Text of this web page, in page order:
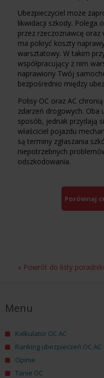
Ubezpieczyciel może
likwidacji szkody. Polega
przez rzeczoznawcę oraz
ma pokryć koszty
warsztatowy. W takim
współpracujący z nim
naprawiony Twój
bezpośrednio między
Polisy OC oraz AC
zdarzeń drogowych. Oba
sposób, jednak przydają
właściciel pojazdu
są terminy zgłaszania
niepotrzebnych
odszkodowania.
Porównaj
« Powrót do listy
Menu
Kalkulator OC AC
Ranking ubezpieczeń OC AC
Opinie
Tanie OC